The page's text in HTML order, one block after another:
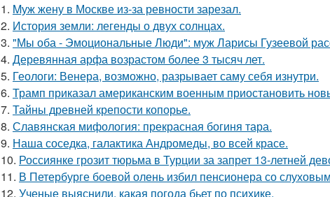
1. Mуж жену в Москве из-за ревности зарезал.
2. История земли: легенды о двух солнцах.
3. "Мы оба - Эмоциональные Люди": муж Ларисы Гузеевой
4. Деревянная арфа возрастом более 3 тысяч лет.
5. Геологи: Венера, возможно, разрывает саму себя изнутри.
6. Трамп приказал американским военным приостановить
7. Тайны древней крепости копорье.
8. Славянская мифология: прекрасная богиня тара.
9. Наша соседка, галактика Андромеды, во всей красе.
10. Россиянке грозит тюрьма в Турции за запрет 13-летней
11. В Петербурге боевой олень избил пенсионера со
12. Ученые выяснили, какая погода бьет по психике.